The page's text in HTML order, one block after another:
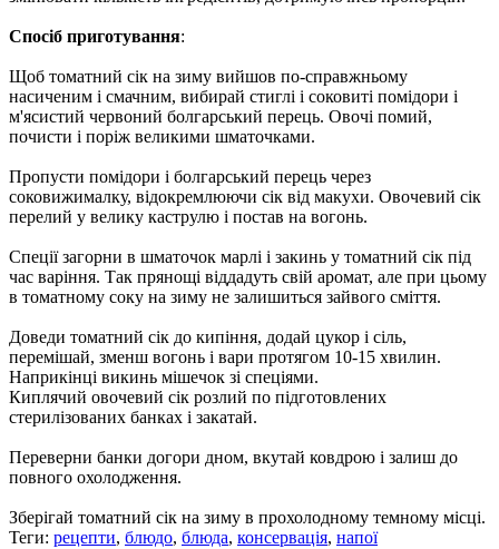
Спосіб приготування:
Щоб томатний сік на зиму вийшов по-справжньому
насиченим і смачним, вибирай стиглі і соковиті помідори і
м'ясистий червоний болгарський перець. Овочі помий,
почисти і поріж великими шматочками.
Пропусти помідори і болгарський перець через
соковижималку, відокремлюючи сік від макухи. Овочевий сік
перелий у велику каструлю і постав на вогонь.
Спеції загорни в шматочок марлі і закинь у томатний сік під
час варіння. Так прянощі віддадуть свій аромат, але при цьому
в томатному соку на зиму не залишиться зайвого сміття.
Доведи томатний сік до кипіння, додай цукор і сіль,
перемішай, зменш вогонь і вари протягом 10-15 хвилин.
Наприкінці викинь мішечок зі спеціями.
Киплячий овочевий сік розлий по підготовлених
стерилізованих банках і закатай.
Переверни банки догори дном, вкутай ковдрою і залиш до
повного охолодження.
Зберігай томатний сік на зиму в прохолодному темному місці.
Теги: рецепти, блюдо, блюда, консервація, напої